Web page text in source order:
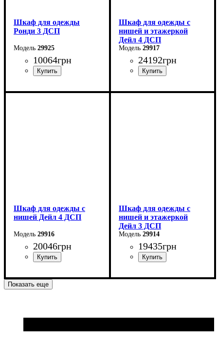
Шкаф для одежды
Ронди 3 ДСП
29925
10064грн
Ширина: 121 см
Шкаф для одежды с
нишей и этажеркой
Дейл 4 ДСП
29917
24192грн
Ширина: 234 см
Шкаф для одежды с
нишей Дейл 4 ДСП
29916
20046грн
Ширина: 206 см
Высота: 220 см
Шкаф для одежды с
нишей и этажеркой
Дейл 3 ДСП
29914
19435грн
Ширина: 178 см
Показать еще